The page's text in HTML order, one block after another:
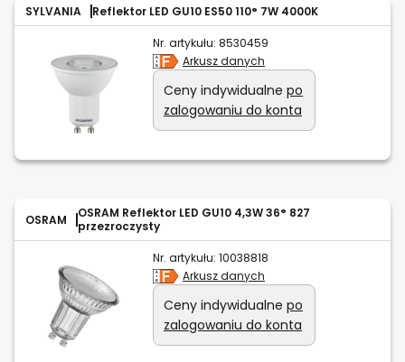
SYLVANIA Reflektor LED GU10 ES50 110° 7W 4000K
Nr. artykułu: 8530459
Arkusz danych
Ceny indywidualne po
zalogowaniu do konta
OSRAM
OSRAM Reflektor LED GU10 4,3W 36° 827
przezroczysty
Nr. artykułu: 10038818
Arkusz danych
Ceny indywidualne po
zalogowaniu do konta